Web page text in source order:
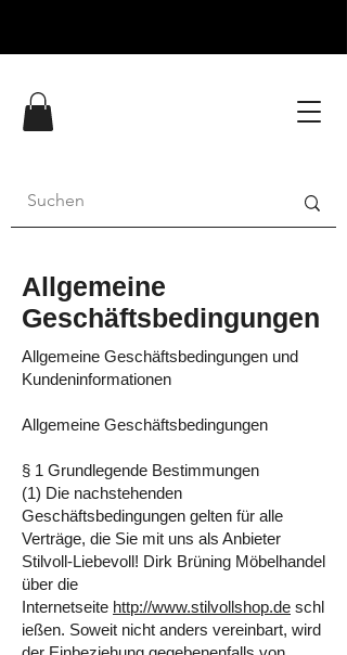
Allgemeine
Geschäftsbedingungen
Allgemeine Geschäftsbedingungen und
Kundeninformationen
Allgemeine Geschäftsbedingungen
§ 1 Grundlegende Bestimmungen
(1) Die nachstehenden
Geschäftsbedingungen gelten für alle
Verträge, die Sie mit uns als Anbieter
Stilvoll-Liebevoll! Dirk Brüning Möbelhandel
über die
Internetseite http://www.stilvollshop.de schl
ießen. Soweit nicht anders vereinbart, wird